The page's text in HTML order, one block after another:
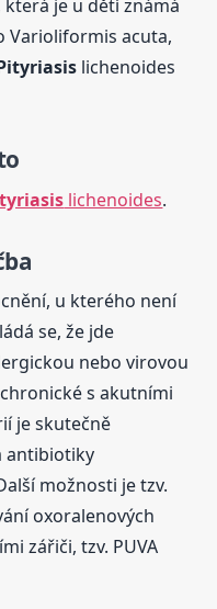
je u dětí známá
Varioliformis acuta,
lichenoides
lichenoides.
u kterého není
se, že jde
nebo virovou
s akutními
je skutečně
antibiotiky
možnosti je tzv.
oxoralenových
zářiči, tzv. PUVA